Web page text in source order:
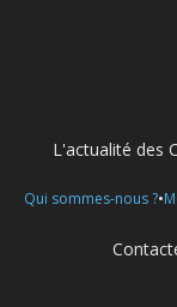
L'actualité des
Qui sommes-nous ?•